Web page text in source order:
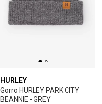
HURLEY
Gorro HURLEY PARK CITY
BEANNIE - GREY